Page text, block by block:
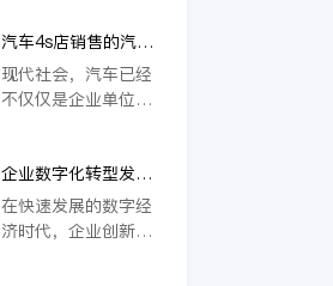
门店销售管理的必要
性。
烦，那么财务报表可
以找到销售收入嘛？
小编来和大家介绍一
下。
化，并形成差异化的
竞争力。近年来移动
互联网、大数据、AI
化转型有了更充足的
技术依托，越来越多
企业将数字化转型作
为重要发展战略。
汽车4s店销售的汽
车，需不需要开增值
税发票？
现代社会，汽车已经
不仅仅是企业单位或
渐渐步入千家万户，
更成为一种门面，一
种经济象征。全国各
企业数字化转型发展
中，数字化销售工具
能发挥何种作用？
在快速发展的数字经
济时代，企业创新发